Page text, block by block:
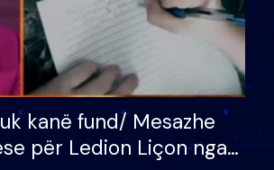
kanë fund/ Mesazhe
për Ledion Liçon nga